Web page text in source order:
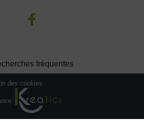
fréquentes
des cookies